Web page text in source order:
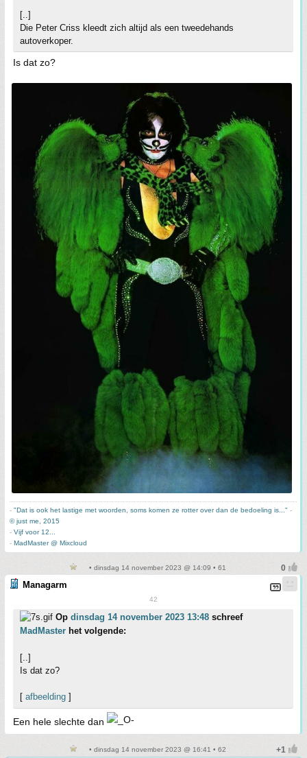
[..]
Die Peter Criss kleedt zich altijd als een tweedehands
autoverkoper.
Is dat zo?
- "Dat is ook het lastige met woorden, soms komen ze rotter over dan de bedoeling is..." -
© just me, 2015
- Vijf voor 12...
- MadMaster @ Mixcloud
• dinsdag 14 november 2023 @ 14:09 • 61
Managarm
42
Op dinsdag 14 november 2023 13:48 schreef
MadMaster het volgende:
[..]
Is dat zo?
[ afbeelding ]
Een hele slechte dan
• dinsdag 14 november 2023 @ 16:41 • 62